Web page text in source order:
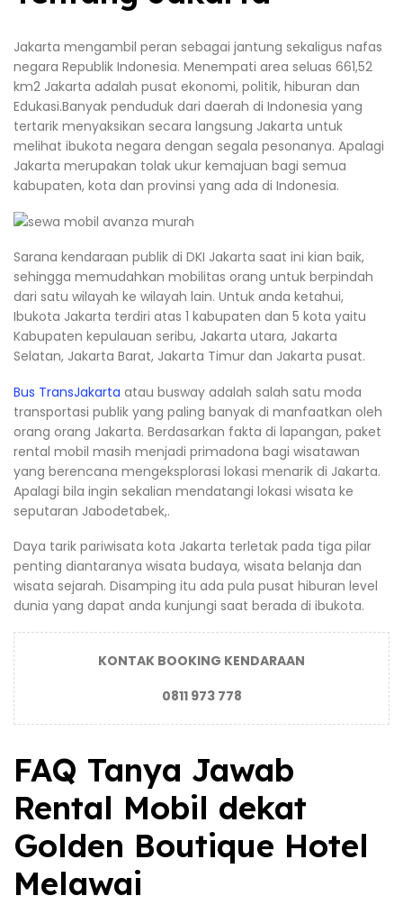
Jakarta mengambil peran sebagai jantung sekaligus nafas
negara Republik Indonesia. Menempati area seluas 661,52
km2 Jakarta adalah pusat ekonomi, politik, hiburan dan
Edukasi.Banyak penduduk dari daerah di Indonesia yang
tertarik menyaksikan secara langsung Jakarta untuk
melihat ibukota negara dengan segala pesonanya. Apalagi
Jakarta merupakan tolak ukur kemajuan bagi semua
kabupaten, kota dan provinsi yang ada di Indonesia.
Sarana kendaraan publik di DKI Jakarta saat ini kian baik,
sehingga memudahkan mobilitas orang untuk berpindah
dari satu wilayah ke wilayah lain. Untuk anda ketahui,
Ibukota Jakarta terdiri atas 1 kabupaten dan 5 kota yaitu
Kabupaten kepulauan seribu, Jakarta utara, Jakarta
Selatan, Jakarta Barat, Jakarta Timur dan Jakarta pusat.
Bus TransJakarta atau busway adalah salah satu moda
transportasi publik yang paling banyak di manfaatkan oleh
orang orang Jakarta. Berdasarkan fakta di lapangan, paket
rental mobil masih menjadi primadona bagi wisatawan
yang berencana mengeksplorasi lokasi menarik di Jakarta.
Apalagi bila ingin sekalian mendatangi lokasi wisata ke
seputaran Jabodetabek,.
Daya tarik pariwisata kota Jakarta terletak pada tiga pilar
penting diantaranya wisata budaya, wisata belanja dan
wisata sejarah. Disamping itu ada pula pusat hiburan level
dunia yang dapat anda kunjungi saat berada di ibukota.
KONTAK BOOKING KENDARAAN
0811 973 778
FAQ Tanya Jawab
Rental Mobil dekat
Golden Boutique Hotel
Melawai